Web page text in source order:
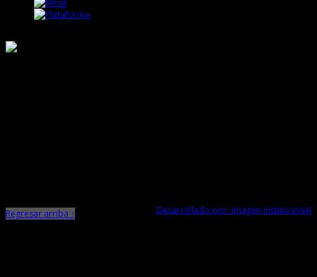
Desarrollado por: Imagen Institucional
Regresar arriba ↑